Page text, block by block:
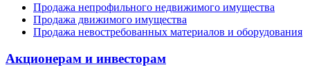
Продажа непрофильного недвижимого имущества
Продажа движимого имущества
Продажа невостребованных материалов и оборудования
Акционерам и инвесторам